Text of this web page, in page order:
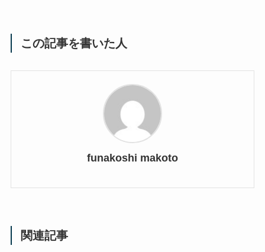
この記事を書いた人
funakoshi makoto
関連記事